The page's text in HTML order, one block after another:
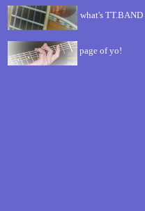
what's
page of